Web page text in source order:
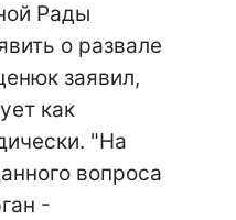
Рады
о развале
заявил,
как
"На
вопроса
-